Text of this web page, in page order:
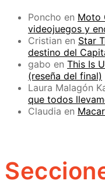
Poncho en Moto
videojuegos y
Cristian en Star
destino del
gabo en This Is
(reseña del final)
Laura Malagón
que todos
Claudia en